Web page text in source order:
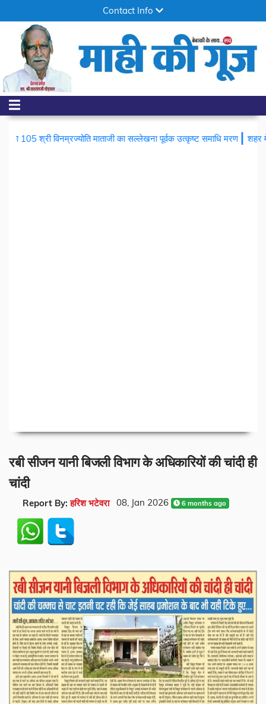
Contact Info
माताजी का सल्लेखना पूर्वक उत्कृष्ट समाधि मरण|शहर में चोरों का
रबी सीजन यानी बिजली विभाग के अधिकारियों की चांदी ही
चांदी
Report By: हरिश भटेवरा 08, Jan 2026 6 months ago